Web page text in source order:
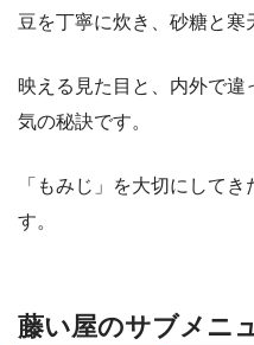
豆を丁寧に炊き、砂糖と寒
映える見た目と、内外で違
気の秘訣です。
「もみじ」を大切にして
す。
藤い屋のサブメニ